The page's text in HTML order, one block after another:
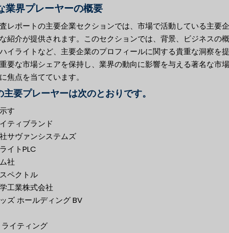
業界プレーヤーの概要
レポートの主要企業セクションでは、市場で活動している主要
紹介が提供されます。このセクションでは、背景、ビジネスの
イライトなど、主要企業のプロフィールに関する貴重な洞察を
要な市場シェアを保持し、業界の動向に影響を与える著名な市
焦点を当てています。
主要プレーヤーは次のとおりです。
す
ティブランド
サヴァンシステムズ
イトPLC
社
ペクトル
工業株式会社
ズ ホールディング BV
イティング